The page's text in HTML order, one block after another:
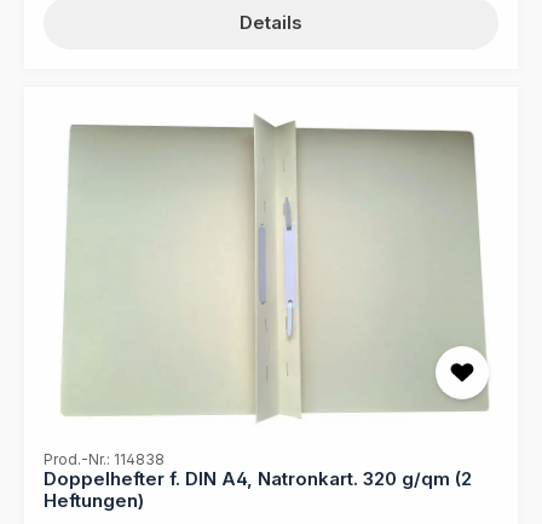
Dokumente im Büroalltag. Bringen Sie Ordnung in Ihre
Unterlagen mit dem Stehhefter 104746 von MAPPEI!
Einschlagklappen am Rückendeckel bieten zusätzlichen
Schutz für ungelochte Unterlagen. Die alphanumerische
Ordnungsleiste ermöglicht ein schnelles Auffinden der
Mappe in Ihrem Archiv. Kombinieren Sie den Stehhefter
mit dem Mappei Selbstklebereiter für eine noch
effizientere Organisation Ihrer Unterlagen. Verlassen Sie
Natronkarton (230 g/m²) Beweglicher Heftfalz mit
Metallschnellheftung Zwei Einschlagklappen am
Rückendeckel für ungelochte Unterlagen
Alphanumerische Ordnungsleiste zum schnellen
Auffinden der Mappe Fassungsvermögen für bis zu 100
Blatt Papier Passend zur Aufbewahrung in der MAPPEI-
Ordnungsbox (vertikale Registratur)
Details
Prod.-Nr.: 114838
Doppelhefter f. DIN A4, Natronkart. 320 g/qm (2
Heftungen)